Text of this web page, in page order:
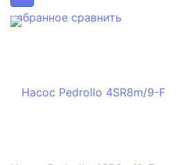
избранное сравнить